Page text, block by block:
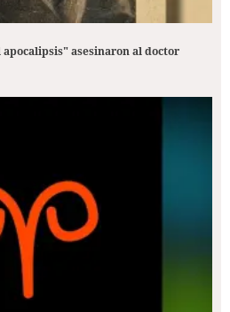
asesinaron al doctor